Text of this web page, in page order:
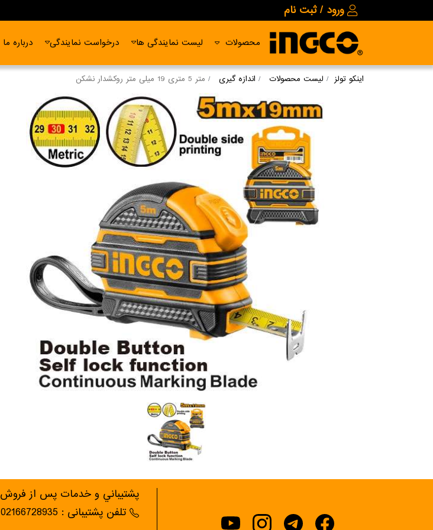
ورود / ثبت نام
محصولات لیست نمایندگی ها درخواست نمایندگی درباره ما
اینکو تولز لیست محصولات اندازه گیری متر 5 متری 19 میلی متر روکشدار نشکن
پشتيباني و خدمات پس از فروش
تلفن پشتیبانی : 02166728935